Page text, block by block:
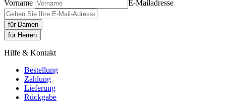
Vorname E-Mailadresse
für Damen
für Herren
Hilfe & Kontakt
Bestellung
Zahlung
Lieferung
Rückgabe